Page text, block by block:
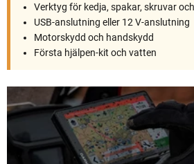
Verktyg för kedja, spakar, skruvar
USB-anslutning eller 12 V-anslutning
Motorskydd och handskydd
Första hjälpen-kit och vatten